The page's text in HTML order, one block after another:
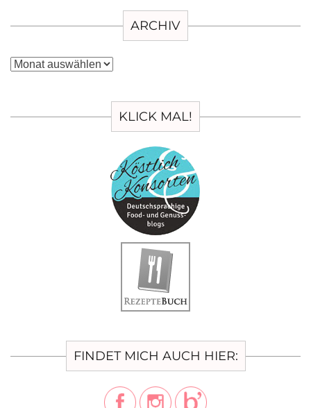
ARCHIV
Archiv
KLICK MAL!
FINDET MICH AUCH HIER: